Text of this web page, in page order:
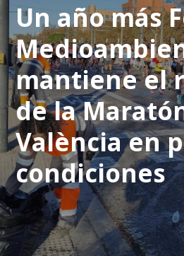
Un año más
mantiene el
de la
València en
condiciones